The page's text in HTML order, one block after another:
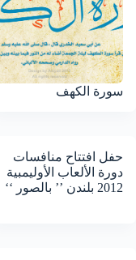
سورة الكهف
حفل افتتاح منافسات
دورة الألعاب الأوليمبية
2012 بلندن ’’ بالصور ‘‘